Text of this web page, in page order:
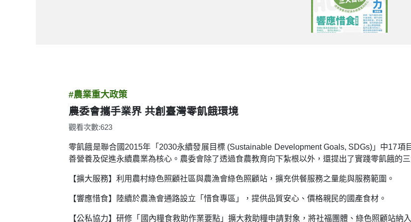
#農業重大政策
農委會攜手業界 共創臺灣零飢餓環境
觀看次數:623
零飢餓是聯合國2015年「2030永續發展目標 (Sustainable Development Goals, SDGs)」中17
善營養及促進永續農業為核心。農委會除了透過食農教育向下紮根以外，還提出了實踐零飢餓的三
【擴大服務】利用農村綠色照顧社區與農漁會綠色照顧站，擴充供餐服務之量能與服務範圍。
【響應惜食】陸續於農漁會通路設立「惜食專區」，提供品質安心、價格親民的國產食材。
【公私協力】研修「國內糧食救助作業要點」擴大救助糧申請對象，將社福團體、綠色照顧站